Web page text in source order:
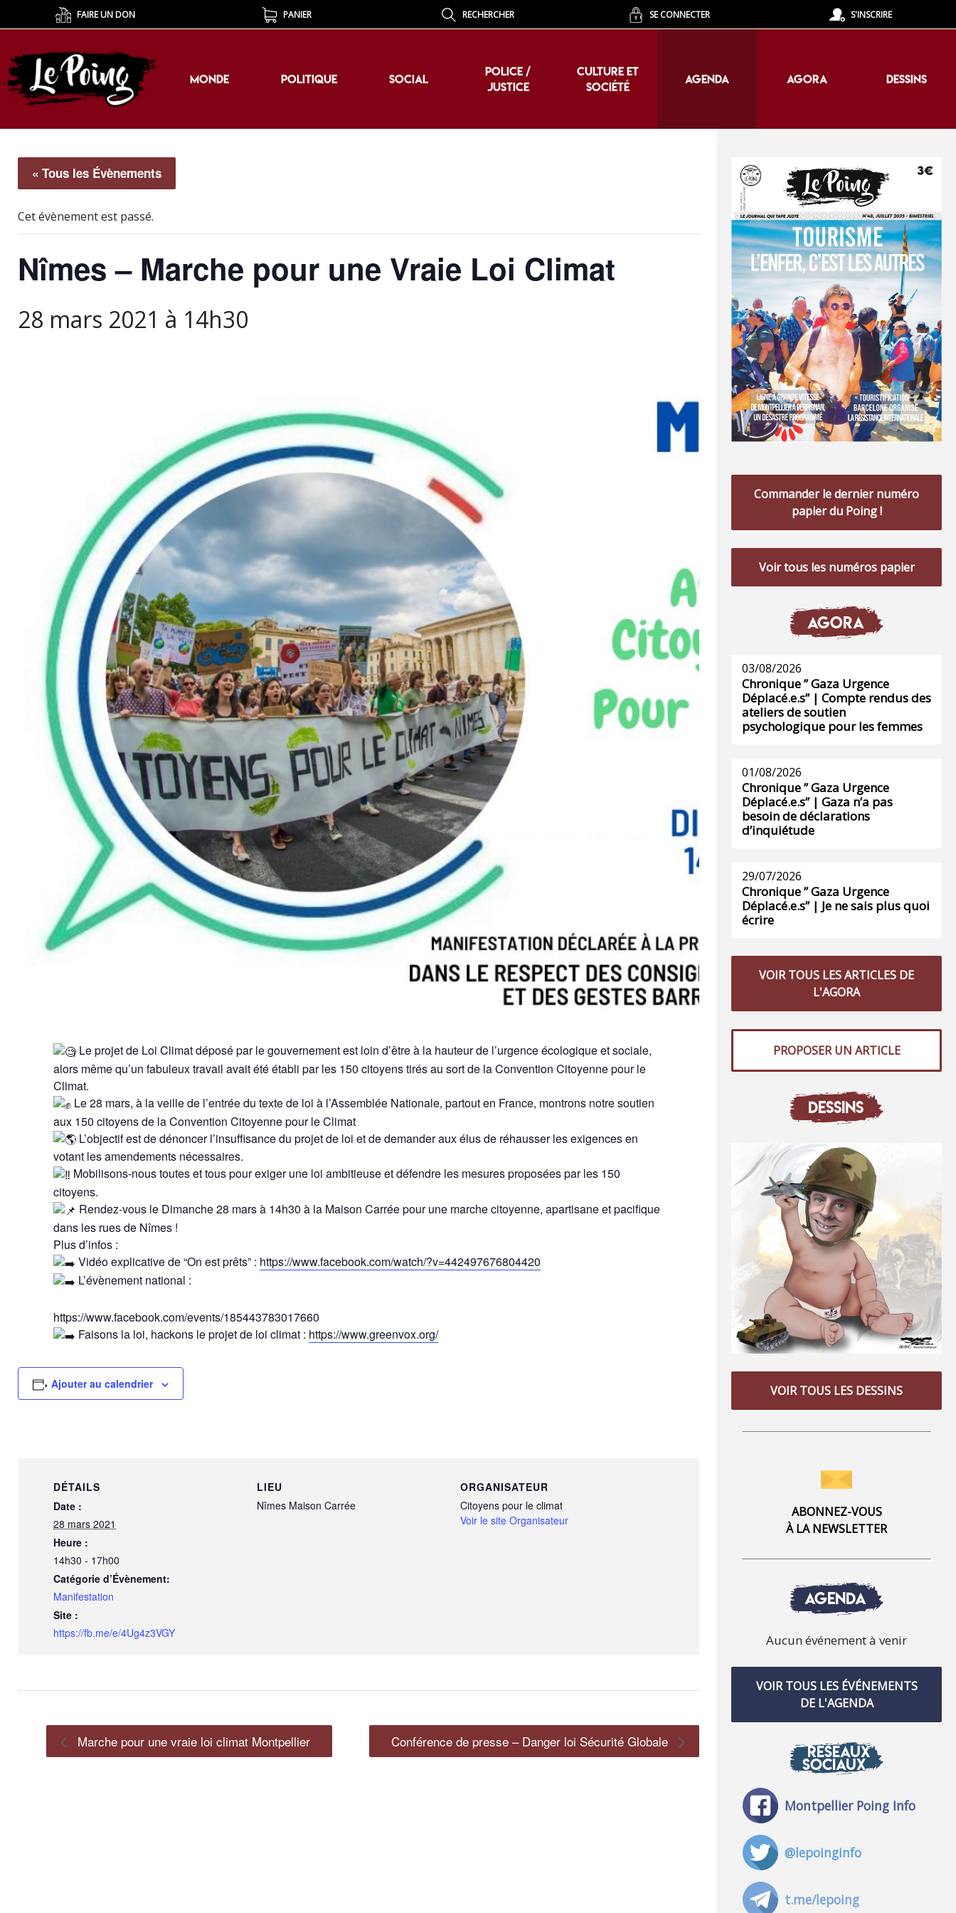
FAIRE UN DON PANIER RECHERCHER SE CONNECTER S'INSCRIRE
MONDE POLITIQUE SOCIAL
POLICE /
JUSTICE
CULTURE ET
SOCIÉTÉ
AGENDA AGORA DESSINS
MONDE POLITIQUE SOCIAL
POLICE /
JUSTICE
CULTURE ET
SOCIÉTÉ
AGENDA AGORA DESSINS
« Tous les Évènements
Cet évènement est passé.
Nîmes – Marche pour une Vraie Loi Climat
28 mars 2021 à 14h30
Le projet de Loi Climat déposé par le gouvernement est loin d’être à la hauteur de l’urgence écologique et sociale,
alors même qu’un fabuleux travail avait été établi par les 150 citoyens tirés au sort de la Convention Citoyenne pour le
Climat.
Le 28 mars, à la veille de l’entrée du texte de loi à l’Assemblée Nationale, partout en France, montrons notre soutien
aux 150 citoyens de la Convention Citoyenne pour le Climat
L’objectif est de dénoncer l’insuffisance du projet de loi et de demander aux élus de réhausser les exigences en
votant les amendements nécessaires.
Mobilisons-nous toutes et tous pour exiger une loi ambitieuse et défendre les mesures proposées par les 150
citoyens.
Rendez-vous le Dimanche 28 mars à 14h30 à la Maison Carrée pour une marche citoyenne, apartisane et pacifique
dans les rues de Nîmes !
Plus d’infos :
Vidéo explicative de “On est prêts” : https://www.facebook.com/watch/?v=442497676804420
L’évènement national :
https://www.facebook.com/events/185443783017660
Faisons la loi, hackons le projet de loi climat : https://www.greenvox.org/
Ajouter au calendrier
DÉTAILS
Date :
28 mars 2021
Heure :
14h30 - 17h00
Catégorie d’Évènement:
Manifestation
Site :
https://fb.me/e/4Ug4z3VGY
LIEU
Nîmes Maison Carrée
ORGANISATEUR
Citoyens pour le climat
Voir le site Organisateur
Marche pour une vraie loi climat Montpellier Conférence de presse – Danger loi Sécurité Globale
Commander le dernier numéro
papier du Poing !
Voir tous les numéros papier
AGORA
03/08/2026
Chronique ” Gaza Urgence
Déplacé.e.s” | Compte rendus des
ateliers de soutien
psychologique pour les femmes
01/08/2026
Chronique ” Gaza Urgence
Déplacé.e.s” | Gaza n’a pas
besoin de déclarations
d’inquiétude
29/07/2026
Chronique ” Gaza Urgence
Déplacé.e.s” | Je ne sais plus quoi
écrire
VOIR TOUS LES ARTICLES DE
L'AGORA
PROPOSER UN ARTICLE
DESSINS
VOIR TOUS LES DESSINS
ABONNEZ-VOUS
À LA NEWSLETTER
AGENDA
Aucun événement à venir
VOIR TOUS LES ÉVÉNEMENTS
DE L'AGENDA
RÉSEAUX
SOCIAUX
Montpellier Poing Info
@lepoinginfo
t.me/lepoing